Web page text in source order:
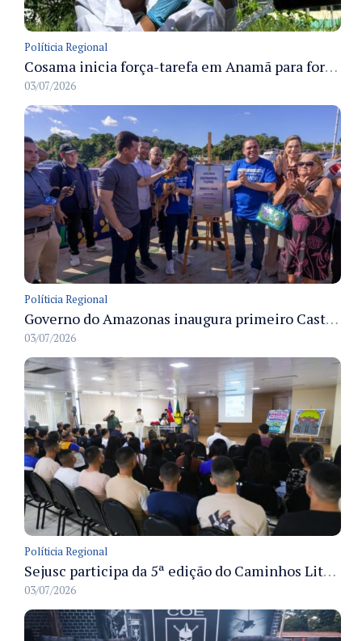
Políticia Regional
Cosama inicia força-tarefa em Anamã para fortalecer abastecimento de água e segurança hídrica da população
03/07/2026
Políticia Regional
Governo do Amazonas inaugura primeiro Castramóvel Fluvial para atendimento veterinário às comunidades ribeirinhas e castração gratuita
03/07/2026
Políticia Regional
Sejusc participa da 5ª edição do Caminhos Literários com foco na cultura hip-hop nas unidades socioeducativas
03/07/2026